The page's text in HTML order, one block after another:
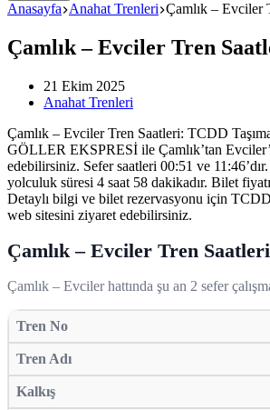
Anasayfa Anahat Trenleri Çamlık – Evciler
Çamlık – Evciler Tren
21 Ekim 2025
Anahat Trenleri
Çamlık – Evciler Tren Saatleri: TCDD
GÖLLER EKSPRESİ ile Çamlık’tan
edebilirsiniz. Sefer saatleri 00:51 ve
yolculuk süresi 4 saat 58 dakikadır. Bilet
Detaylı bilgi ve bilet rezervasyonu için TCDD
web sitesini ziyaret edebilirsiniz.
Çamlık – Evciler Tren Saatleri
Çamlık – Evciler hattında şu an 2 sefer